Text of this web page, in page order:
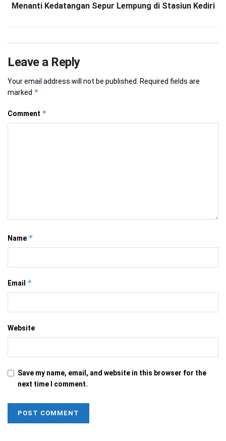
Menanti Kedatangan Sepur Lempung di Stasiun Kediri
Leave a Reply
Your email address will not be published.
Required fields are
marked *
Comment *
Name *
Email *
Website
Save my name, email, and website in this browser for the
next time I comment.